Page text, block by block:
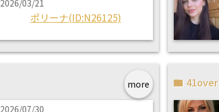
2026/03/21
ポリーナ(ID:N26125)
more
2026/07/30
41over